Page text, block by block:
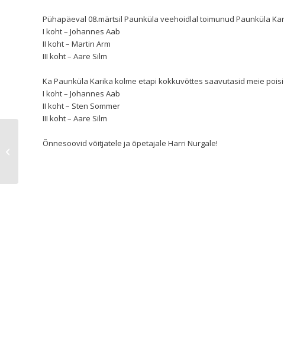
Pühapäeval 08.märtsil Paunküla veehoidlal toimunud Paunküla
I koht – Johannes Aab
II koht – Martin Arm
III koht – Aare Silm
Ka Paunküla Karika kolme etapi kokkuvõttes saavutasid meie
I koht – Johannes Aab
II koht – Sten Sommer
III koht – Aare Silm
Õnnesoovid võitjatele ja õpetajale Harri Nurgale!
“Savisellid-6” , üle-Eestilise laste ja